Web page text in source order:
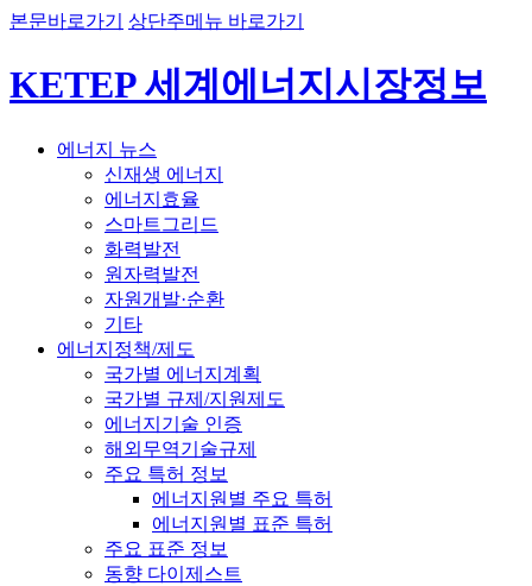
본문바로가기 상단주메뉴 바로가기
KETEP 세계에너지시장정보
에너지 뉴스
신재생 에너지
에너지효율
스마트그리드
화력발전
원자력발전
자원개발·순환
기타
에너지정책/제도
국가별 에너지계획
국가별 규제/지원제도
에너지기술 인증
해외무역기술규제
주요 특허 정보
에너지원별 주요 특허
에너지원별 표준 특허
주요 표준 정보
동향 다이제스트